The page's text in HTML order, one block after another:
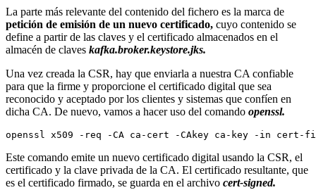
La parte más relevante del contenido del fichero es la marca de
petición de emisión de un nuevo certificado, cuyo contenido se
define a partir de las claves y el certificado almacenados en el
almacén de claves kafka.broker.keystore.jks.
Una vez creada la CSR, hay que enviarla a nuestra CA confiable
para que la firme y proporcione el certificado digital que sea
reconocido y aceptado por los clientes y sistemas que confíen en
dicha CA. De nuevo, vamos a hacer uso del comando openssl.
Este comando emite un nuevo certificado digital usando la CSR, el
certificado y la clave privada de la CA. El certificado resultante, que
es el certificado firmado, se guarda en el archivo cert-signed.